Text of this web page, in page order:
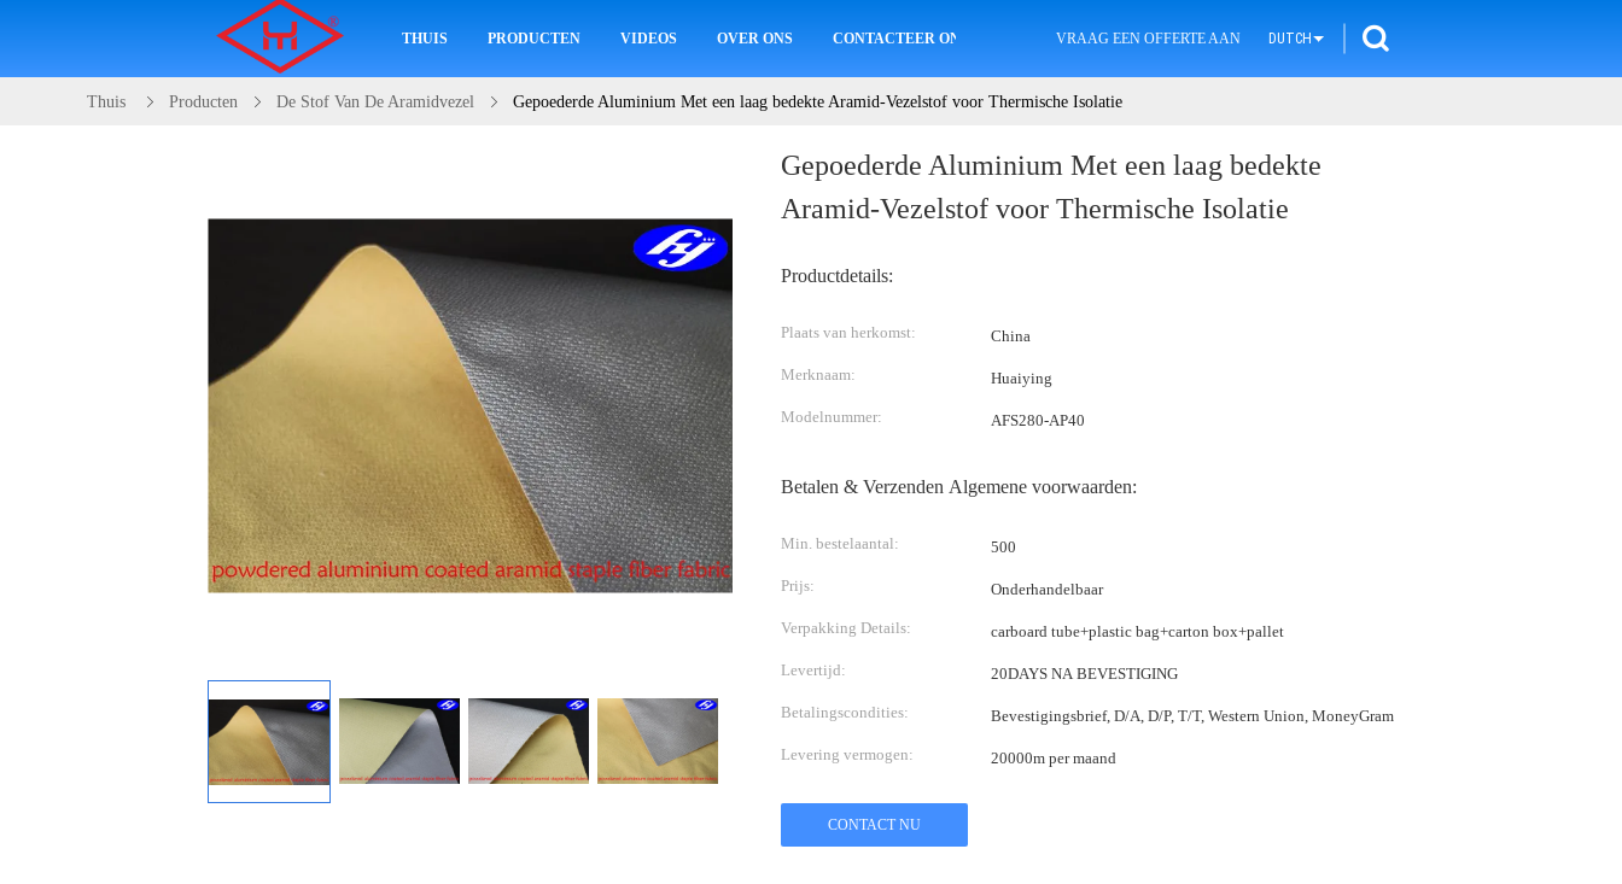
THUIS PRODUCTEN VIDEOS OVER ONS CONTACTEER ONS VRAAG EEN OFFERTE AAN DUTCH
Thuis Producten De Stof Van De Aramidvezel Gepoederde Aluminium Met een laag bedekte Aramid-Vezelstof voor Thermische Isolatie
Gepoederde Aluminium Met een laag bedekte
Aramid-Vezelstof voor Thermische Isolatie
Productdetails:
Plaats van herkomst: China
Merknaam: Huaiying
Modelnummer: AFS280-AP40
Betalen & Verzenden Algemene voorwaarden:
Min. bestelaantal: 500
Prijs: Onderhandelbaar
Verpakking Details: carboard tube+plastic bag+carton box+pallet
Levertijd: 20DAYS NA BEVESTIGING
Betalingscondities: Bevestigingsbrief, D/A, D/P, T/T, Western Union, MoneyGram
Levering vermogen: 20000m per maand
CONTACT NU